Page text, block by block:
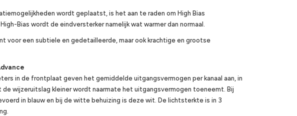
wordt geplaatst, is het aan te raden om High Bias
Bias wordt de eindversterker namelijk wat warmer dan normaal.
voor een subtiele en gedetailleerde, maar ook krachtige en grootse
in de frontplaat geven het gemiddelde uitgangsvermogen per kanaal aan, in
wijzeruitslag kleiner wordt naarmate het uitgangsvermogen toeneemt. Bij
in blauw en bij de witte behuizing is deze wit. De lichtsterkte is in 3